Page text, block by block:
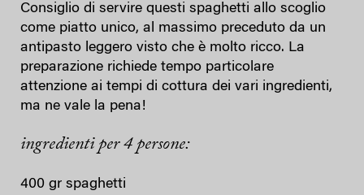
Consiglio di servire questi spaghetti allo scoglio
come piatto unico, al massimo preceduto da un
antipasto leggero visto che è molto ricco. La
preparazione richiede tempo particolare
attenzione ai tempi di cottura dei vari ingredienti,
ma ne vale la pena!
ingredienti per 4 persone:
400 gr spaghetti